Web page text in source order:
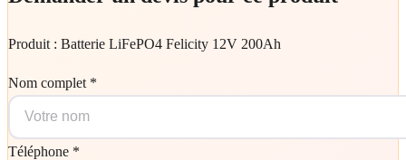
Produit : Batterie LiFePO4 Felicity 12V 200Ah
Nom complet *
Téléphone *